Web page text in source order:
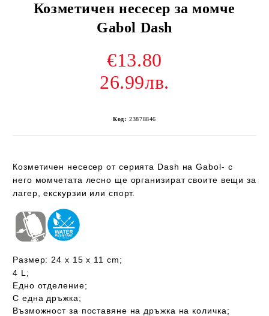
Козметичен несесер за момче
Gabol Dash
€13.80
26.99лв.
Код: 23878846
Козметичен несесер от серията Dash на Gabol- с
него момчетата лесно ще организират своите вещи за
лагер, екскурзии или спорт.
Размер: 24 х 15 х 11 cm;
4 L;
Едно отделение;
С една дръжка;
Възможност за поставяне на дръжка на количка;